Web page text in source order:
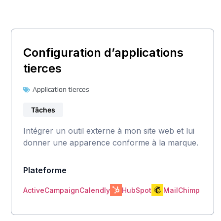
Configuration d’applications
tierces
Application tierces
Tâches
Intégrer un outil externe à mon site web et lui
donner une apparence conforme à la marque.
Plateforme
ActiveCampaignCalendly HubSpot MailChimp